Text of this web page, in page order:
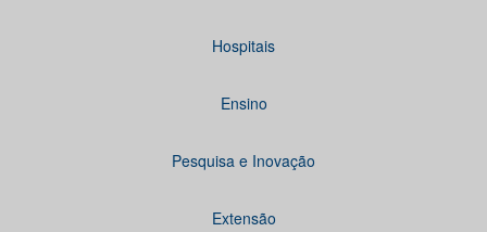
Hospitais
Ensino
Pesquisa e Inovação
Extensão